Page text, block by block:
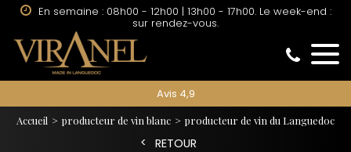
sur rendez-vous.
Avis 4,9
Accueil producteur de vin blanc producteur de vin du Languedoc
RETOUR